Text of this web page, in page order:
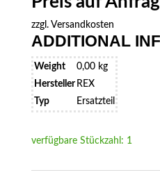
zzgl. Versandkosten
ADDITIONAL
Weight
0,00 kg
Hersteller REX
Typ
Ersatzteil
verfügbare Stückzahl: 1